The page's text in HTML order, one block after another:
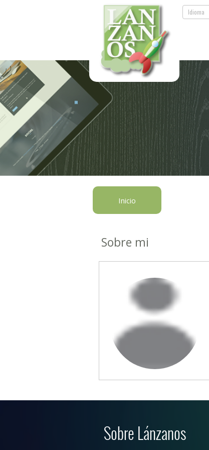
Idioma
Inicio
Sobre mi
Sobre Lánzanos